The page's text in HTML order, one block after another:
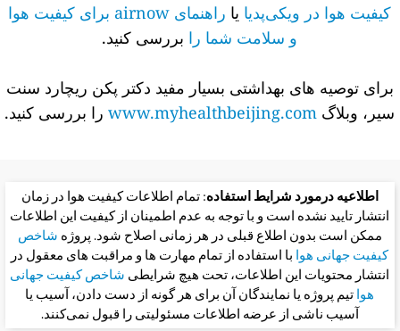
کیفیت هوا در ویکی‌پدیایا
راهنمای airnow برای کیفیت هوا
و سلامت شما را بررسی کنید.
برای توصیه های بهداشتی بسیار مفید دکتر پکن ریچارد سنت
سیر، وبلاگ www.myhealthbeijing.comرا بررسی کنید.
اطلاعیه درمورد شرایط استفاده: تمام اطلاعات کیفیت هوا در زمان
انتشار تایید نشده است و با توجه به عدم اطمینان از کیفیت این اطلاعات
ممکن است بدون اطلاع قبلی در هر زمانی اصلاح شود. پروژهشاخص
کیفیت جهانی هوابا استفاده از تمام مهارت ها و مراقبت های معقول در
انتشار محتویات این اطلاعات، تحت هیچ شرایطیشاخص کیفیت جهانی
هواتیم پروژه یا نمایندگان آن برای هر گونه از دست دادن، آسیب یا
آسیب ناشی از عرضه اطلاعات مسئولیتی را قبول نمی‌کنند.